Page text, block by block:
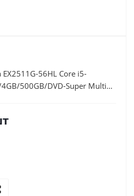
56HL Core i5-
500GB/DVD-Super Multi